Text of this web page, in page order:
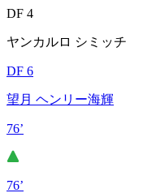
DF 4
ヤンカルロ シミッチ
DF 6
望月 ヘンリー海輝
76’
76’